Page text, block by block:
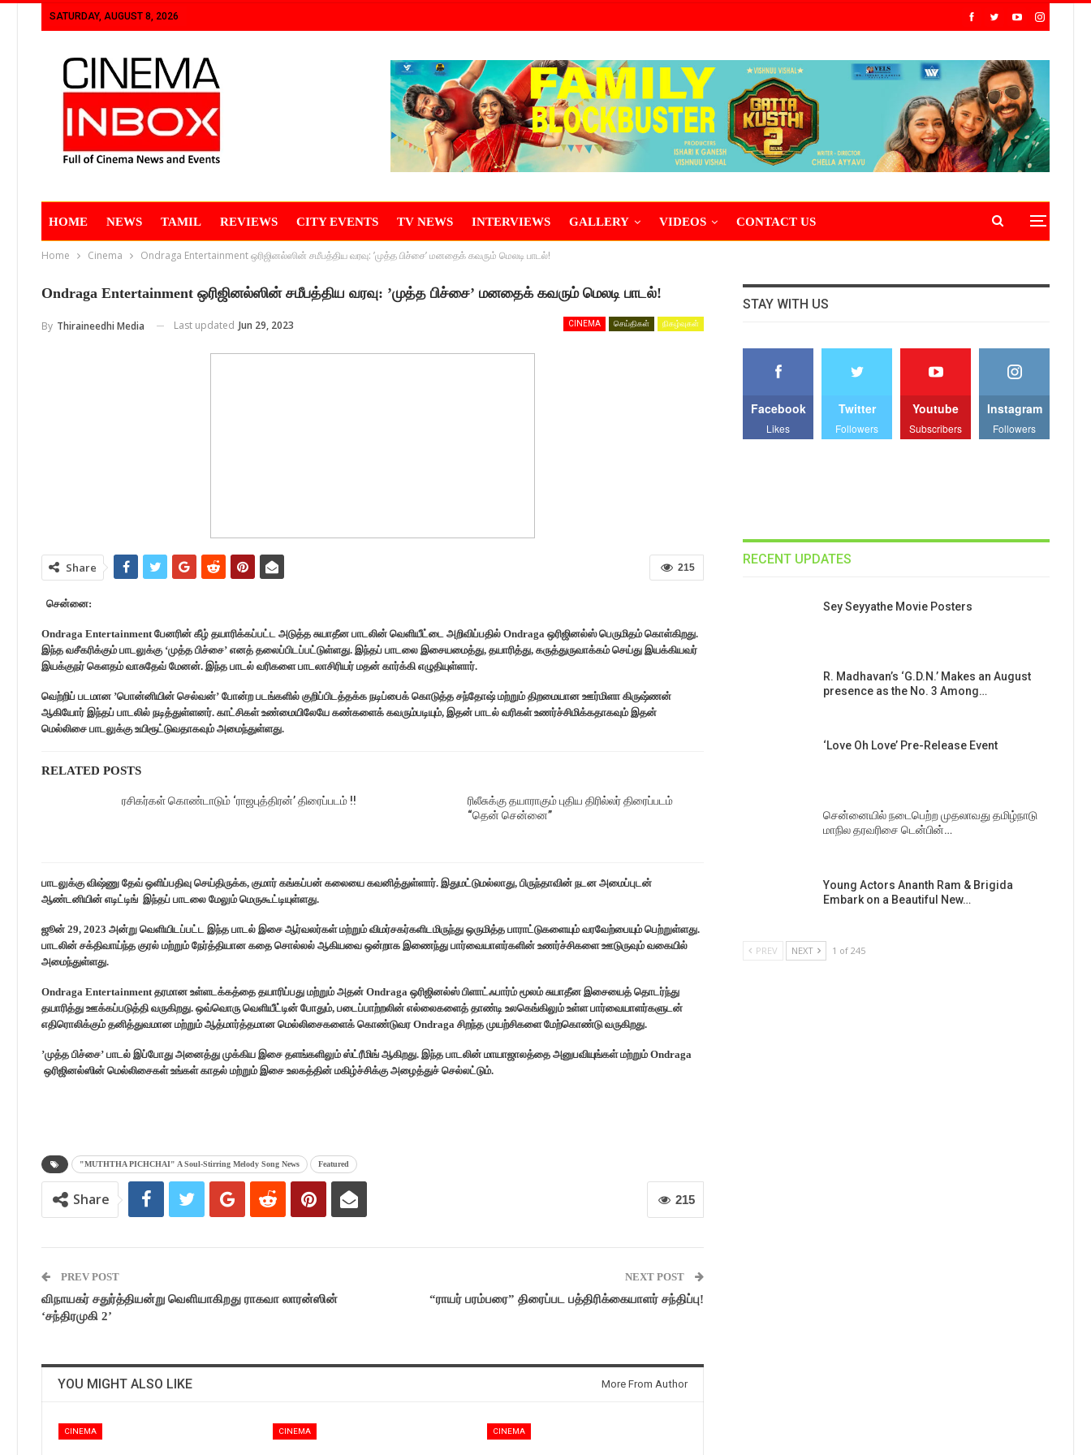
SATURDAY, AUGUST 8, 2026
HOME NEWS TAMIL REVIEWS CITY EVENTS TV NEWS INTERVIEWS GALLERY VIDEOS CONTACT US
Home Cinema Ondraga Entertainment ஒரிஜினல்ஸின் சமீபத்திய வரவு: ’முத்த பிச்சை’ மனதைக் கவரும் மெலடி பாடல்!
Ondraga Entertainment ஒரிஜினல்ஸின் சமீபத்திய வரவு: ’முத்த பிச்சை’ மனதைக் கவரும் மெலடி பாடல்!
CINEMA செய்திகள் நிகழ்வுகள்
By Thiraineedhi Media Last updated Jun 29, 2023
215
Share
சென்னை:
Ondraga Entertainment பேனரின் கீழ் தயாரிக்கப்பட்ட அடுத்த சுயாதீன பாடலின் வெளியீட்டை அறிவிப்பதில் Ondraga ஒரிஜினல்ஸ் பெருமிதம் கொள்கிறது.
இந்த வசீகரிக்கும் பாடலுக்கு ‘முத்த பிச்சை’ எனத் தலைப்பிடப்பட்டுள்ளது. இந்தப் பாடலை இசையமைத்து, தயாரித்து, கருத்துருவாக்கம் செய்து இயக்கியவர்
இயக்குநர் கெளதம் வாசுதேவ் மேனன். இந்த பாடல் வரிகளை பாடலாசிரியர் மதன் கார்க்கி எழுதியுள்ளார்.
வெற்றிப் படமான ’பொன்னியின் செல்வன்’ போன்ற படங்களில் குறிப்பிடத்தக்க நடிப்பைக் கொடுத்த சந்தோஷ் மற்றும் திறமையான ஊர்மிளா கிருஷ்ணன்
ஆகியோர் இந்தப் பாடலில் நடித்துள்ளனர். காட்சிகள் உண்மையிலேயே கண்களைக் கவரும்படியும், இதன் பாடல் வரிகள் உணர்ச்சிமிக்கதாகவும் இதன்
மெல்லிசை பாடலுக்கு உயிரூட்டுவதாகவும் அமைந்துள்ளது.
RELATED POSTS
ரசிகர்கள் கொண்டாடும் ‘ராஜபுத்திரன்’ திரைப்படம் !!
ரிலீசுக்கு தயாராகும் புதிய திரில்லர் திரைப்படம்
“தென் சென்னை”
பாடலுக்கு விஷ்ணு தேவ் ஒளிப்பதிவு செய்திருக்க, குமார் கங்கப்பன் கலையை கவனித்துள்ளார். இதுமட்டுமல்லாது, பிருந்தாவின் நடன அமைப்புடன்
ஆண்டனியின் எடிட்டிங் இந்தப் பாடலை மேலும் மெருகூட்டியுள்ளது.
ஜூன் 29, 2023 அன்று வெளியிடப்பட்ட இந்த பாடல் இசை ஆர்வலர்கள் மற்றும் விமர்சகர்களிடமிருந்து ஒருமித்த பாராட்டுகளையும் வரவேற்பையும் பெற்றுள்ளது.
பாடலின் சக்திவாய்ந்த குரல் மற்றும் நேர்த்தியான கதை சொல்லல் ஆகியவை ஒன்றாக இணைந்து பார்வையாளர்களின் உணர்ச்சிகளை ஊடுருவும் வகையில்
அமைந்துள்ளது.
Ondraga Entertainment தரமான உள்ளடக்கத்தை தயாரிப்பது மற்றும் அதன் Ondraga ஒரிஜினல்ஸ் பிளாட்ஃபார்ம் மூலம் சுயாதீன இசையைத் தொடர்ந்து
தயாரித்து ஊக்கப்படுத்தி வருகிறது. ஒவ்வொரு வெளியீட்டின் போதும், படைப்பாற்றலின் எல்லைகளைத் தாண்டி உலகெங்கிலும் உள்ள பார்வையாளர்களுடன்
எதிரொலிக்கும் தனித்துவமான மற்றும் ஆத்மார்த்தமான மெல்லிசைகளைக் கொண்டுவர Ondraga சிறந்த முயற்சிகளை மேற்கொண்டு வருகிறது.
’முத்த பிச்சை’ பாடல் இப்போது அனைத்து முக்கிய இசை தளங்களிலும் ஸ்ட்ரீமிங் ஆகிறது. இந்த பாடலின் மாயாஜாலத்தை அனுபவியுங்கள் மற்றும் Ondraga
ஒரிஜினல்ஸின் மெல்லிசைகள் உங்கள் காதல் மற்றும் இசை உலகத்தின் மகிழ்ச்சிக்கு அழைத்துச் செல்லட்டும்.
"MUTHTHA PICHCHAI" A Soul-Stirring Melody Song News Featured
215
Share
PREV POST
விநாயகர் சதுர்த்தியன்று வெளியாகிறது ராகவா லாரன்ஸின்
‘சந்திரமுகி 2’
NEXT POST
“ராயர் பரம்பரை” திரைப்பட பத்திரிக்கையாளர் சந்திப்பு!
YOU MIGHT ALSO LIKE More From Author
CINEMA CINEMA CINEMA
STAY WITH US
Facebook
Likes
Twitter
Followers
Youtube
Subscribers
Instagram
Followers
RECENT UPDATES
Sey Seyyathe Movie Posters
R. Madhavan’s ‘G.D.N.’ Makes an August
presence as the No. 3 Among…
‘Love Oh Love’ Pre-Release Event
சென்னையில் நடைபெற்ற முதலாவது தமிழ்நாடு
மாநில தரவரிசை டென்பின்…
Young Actors Ananth Ram & Brigida
Embark on a Beautiful New…
PREV NEXT 1 of 245